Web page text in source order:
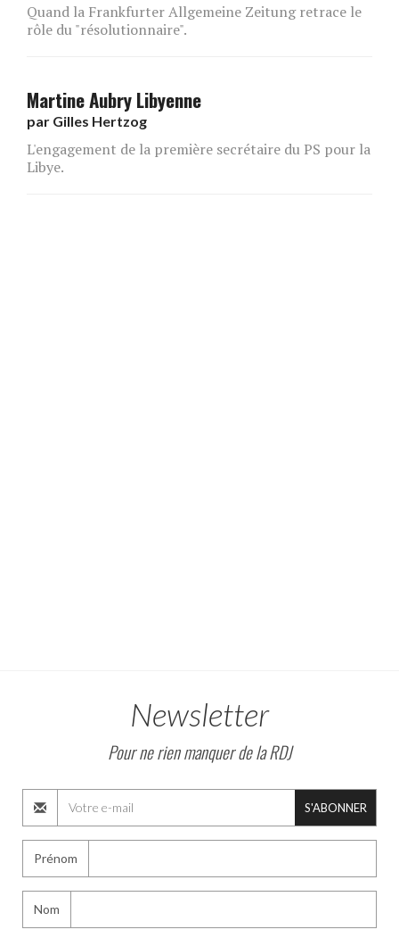
Quand la Frankfurter Allgemeine Zeitung retrace le
rôle du "résolutionnaire".
Martine Aubry Libyenne
par Gilles Hertzog
L'engagement de la première secrétaire du PS pour la
Libye.
Newsletter
Pour ne rien manquer de la RDJ
S'ABONNER
Prénom
Nom